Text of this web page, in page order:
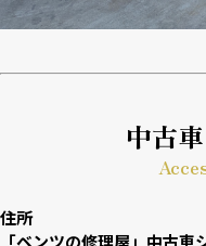
中古
住所
「ベンツの修理屋」中古車